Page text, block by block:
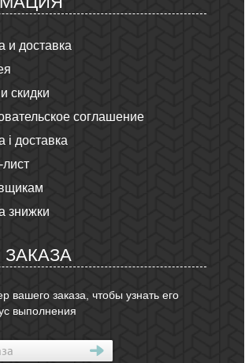
и доставка
скидки
соглашение
і доставка
знижки
ЗАКАЗА
вашего заказа, чтобы узнать его
выполнения